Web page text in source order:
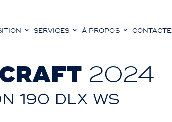
SERVICES À PROPOS
2024
190 DLX WS